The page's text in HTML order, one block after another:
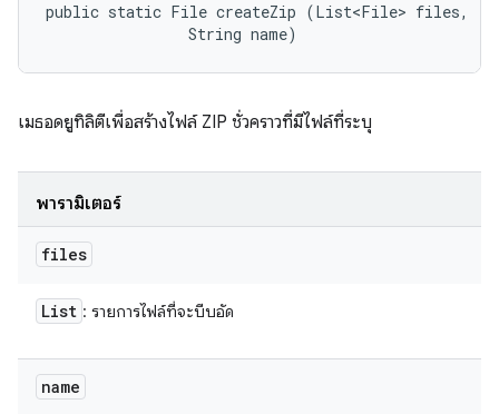
public static File createZip (List<File> files,
                String name)
เมธอดยูทิลิตีเพื่อสร้างไฟล์ ZIP ชั่วคราวที่มีไฟล์ที่ระบุ
พารามิเตอร์
files
List : รายการไฟล์ที่จะบีบอัด
name